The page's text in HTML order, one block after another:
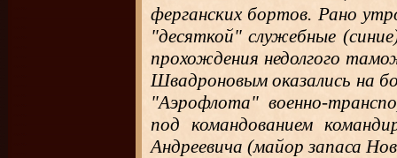
ферганских бортов. Рано
"десяткой" служебные
прохождения недолгого
Швадроновым оказались на
"Аэрофлота" военно-
под командованием
Андреевича (майор запаса